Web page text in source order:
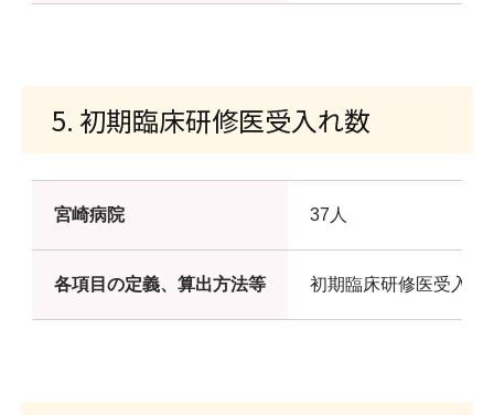
5. 初期臨床研修医受入れ数
宮崎病院 37人
各項目の定義、算出方法等 初期臨床研修医受入れ